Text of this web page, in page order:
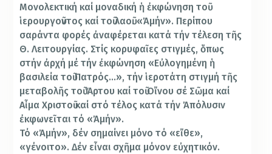
Μονολεκτική καί μοναδική ἡ ἐκφώνηση τοῦ
ἱερουργοῦντος καί τοῦ λαοῦ. «Ἀμήν». Περίπου
σαράντα φορές ἀναφέρεται κατά τήν τέλεση τῆς
Θ. Λειτουργίας. Στίς κορυφαῖες στιγμές, ὅπως
στήν ἀρχή μέ τήν ἐκφώνηση «Εὐλογημένη ἡ
βασιλεία τοῦ Πατρός…», τήν ἱεροτάτη στιγμή τῆς
μεταβολῆς τοῦ Ἄρτου καί τοῦ Οἴνου σέ Σῶμα καί
Αἷμα Χριστοῦ καί στό τέλος κατά τήν Ἀπόλυσιν
ἐκφωνεῖται τό «Ἀμήν».
Τό «Ἀμήν», δέν σημαίνει μόνο τό «εἴθε»,
«γένοιτο». Δέν εἶναι σχῆμα μόνον εὐχητικόν.